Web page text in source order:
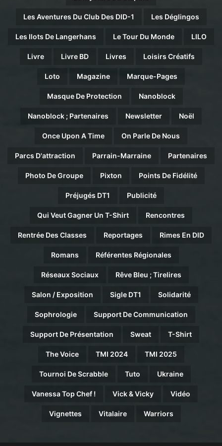
Les Aventures Du Club Des DID-1 Les Déglingos
Les Ilots De Langerhans Le Tour Du Monde LILO
Livre Livre BD Livres Loisirs Créatifs
Loto Magazine Marque-Pages
Masque De Protection Nanoblock
Nanoblock ; Partenaires Newsletter Noël
Once Upon A Time On Parle De Nous
Parcs D'attraction Parrain-Marraine Partenaires
Photo De Groupe Pixton Points De Fidélité
Préjugés DT1 Publicité
Qui Veut Gagner Un T-Shirt Rencontres
Rentrée Des Classes Reportages Rimes En DID
Romans Référentes Régionales
Réseaux Sociaux Rêve Bleu ; Tirelires
Salon / Exposition Sigle DT1 Solidarité
Sophrologie Support De Communication
Support De Présentation Sweat T-Shirt
The Voice TMI 2024 TMI 2025
Tournoi De Scrabble Tuto Ukraine
Vanessa Top Chef ! Vick & Vicky Vidéo
Vignettes Vitalaire Warriors